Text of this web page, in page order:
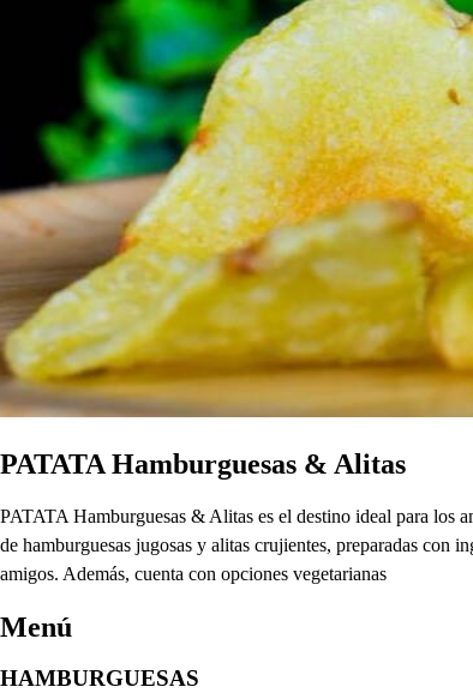
PATATA Hamburguesas & Alitas
PATATA Hamburguesas & Alitas es el destino ideal para los
de hamburguesas jugosas y alitas crujientes, preparadas con
amigos. Además, cuenta con opciones vegetarianas
Menú
HAMBURGUESAS